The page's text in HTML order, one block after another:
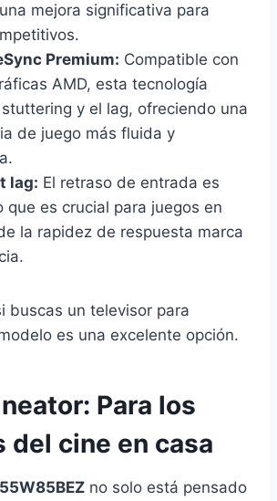
mejora significativa para
Premium: Compatible con
AMD, esta tecnología
y el lag, ofreciendo una
de juego más fluida y
lag: El retraso de entrada es
que es crucial para juegos en
la rapidez de respuesta marca
buscas un televisor para
es una excelente opción.
Para los
del cine en casa
no solo está pensado